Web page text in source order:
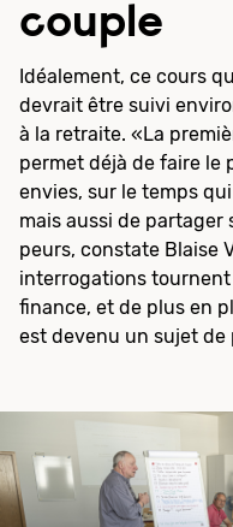
couple
Idéalement, ce cours
devrait être suivi
à la retraite. «La
permet déjà de faire le
envies, sur le temps
mais aussi de partager
peurs, constate Blaise
interrogations
finance, et de plus en
est devenu un sujet